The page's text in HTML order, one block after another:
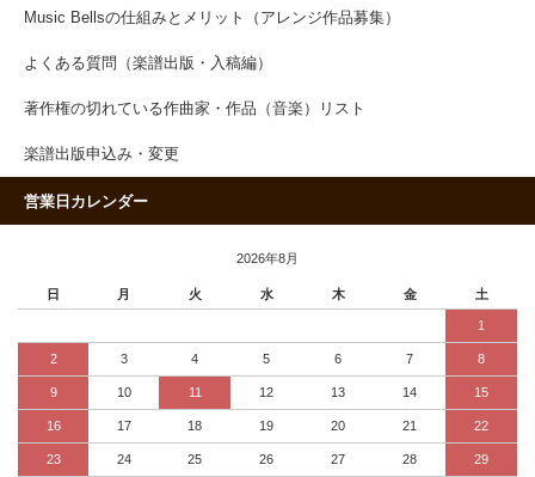
Music Bellsの仕組みとメリット（アレンジ作品募集）
よくある質問（楽譜出版・入稿編）
著作権の切れている作曲家・作品（音楽）リスト
楽譜出版申込み・変更
営業日カレンダー
2026年8月
日 月 火 水 木 金 土
1
2 3 4 5 6 7 8
9 10 11 12 13 14 15
16 17 18 19 20 21 22
23 24 25 26 27 28 29